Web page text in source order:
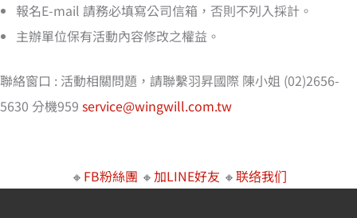
報名E-mail 請務必填寫公司信箱，否則不列入採計。
主辦單位保有活動內容修改之權益。
聯絡窗口 : 活動相關問題，請聯繫羽昇國際 陳小姐 (02)2656-
5630 分機959 service@wingwill.com.tw
🔸 FB粉絲團 🔸加LINE好友 🔸联络我们